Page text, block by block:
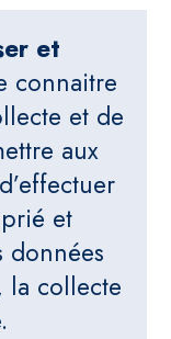
et
connaitre
et de
aux
et
données
la collecte